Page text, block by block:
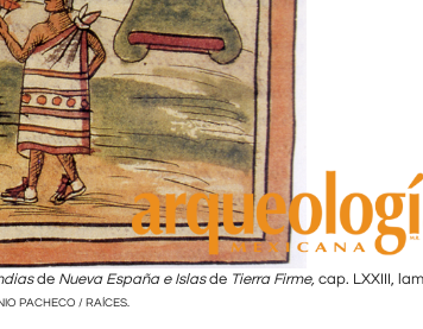
de Nueva España e Islasde Tierra Firme, cap. LXXIII,
PACHECO / RAÍCES.